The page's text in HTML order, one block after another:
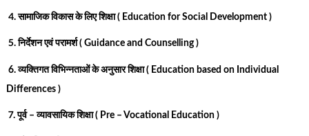
4. सामाजिक विकास के लिए शिक्षा ( Education for Social Development )
5. निर्देशन एवं परामर्श ( Guidance and Counselling )
6. व्यक्तिगत विभिन्नताओं के अनुसार शिक्षा ( Education based on Individual
Differences )
7. पूर्व – व्यावसायिक शिक्षा ( Pre – Vocational Education )